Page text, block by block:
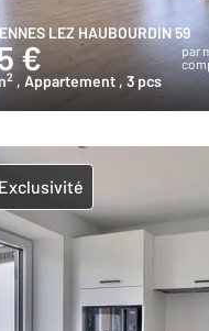
LEZ HAUBOURDIN 59
€
par
2 , Appartement , 3 pcs
Exclusivité